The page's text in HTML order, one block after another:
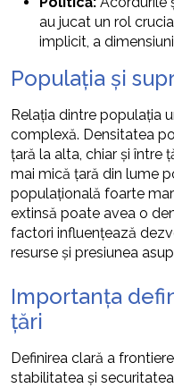
au jucat un rol
implicit, a
Populația și
Relația dintre populația
complexă. Densitatea
țară la alta, chiar și între
mai mică țară din lume
populațională foarte
extinsă poate avea o
factori influențează
resurse și presiunea
Importanța
țări
Definirea clară a
stabilitatea și